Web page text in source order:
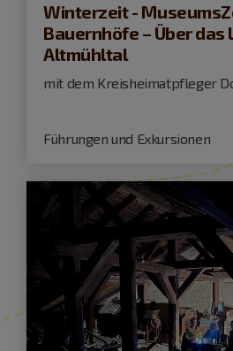
Winterzeit -
Bauernhöfe – Über das
Altmühltal
mit dem Kreisheimatpfleger
Führungen und Exkursionen